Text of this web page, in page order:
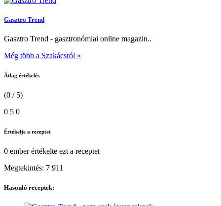
Gasztro Trend
Gasztro Trend - gasztronómiai online magazin..
Még több a Szakácsról »
Átlag értékelés
(0 / 5)
0 5 0
Értékelje a receptet
0 emberértékelte ezt a receptet
Megtekintés: 7 911
Hasonló receptek: